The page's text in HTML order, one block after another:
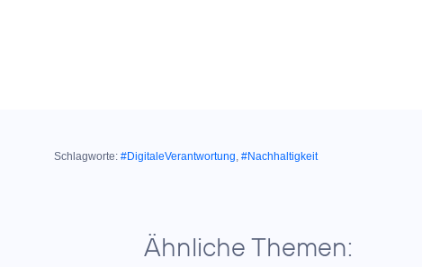
Schlagworte: #DigitaleVerantwortung, #Nachhaltigkeit
Ähnliche Themen: